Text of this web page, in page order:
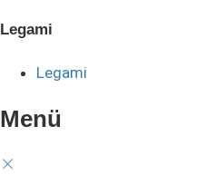
Legami
Legami
Menü